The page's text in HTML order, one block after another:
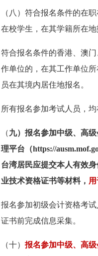
（八）符合报名条件的在
在校学生，在其学籍所在
符合报名条件的香港、澳
作单位的，在其工作单位
员在其境内居住地报名。
所有报名参加考试人员，
（九）报名参加中级、高
理平台（https://
台湾居民应提交本人有效
业技术资格证书等材料，
报名参加初级会计资格考
证书前完成信息采集。
（十） 报名参加中级、高